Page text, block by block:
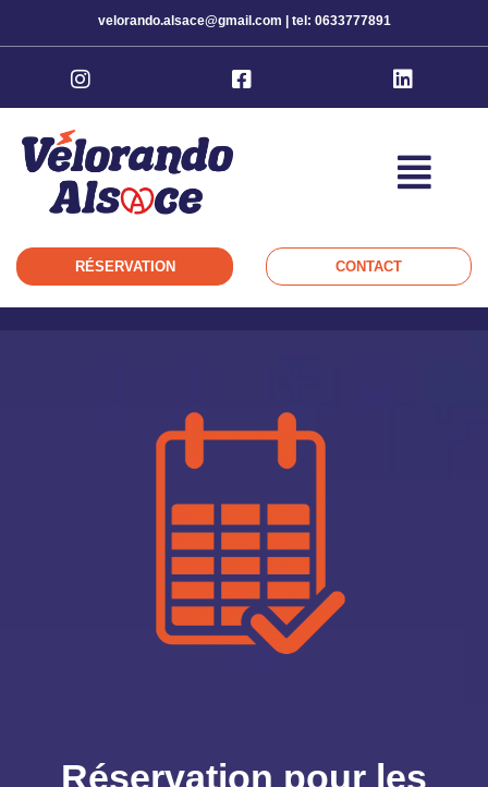
velorando.alsace@gmail.com | tel: 0633777891
RÉSERVATION CONTACT
Réservation pour les